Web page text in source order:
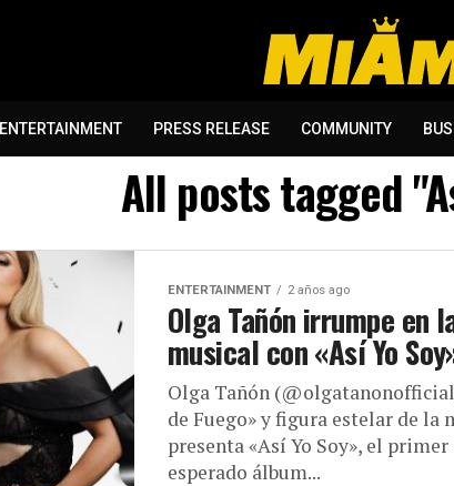
ENTERTAINMENT PRESS RELEASE COMMUNITY
All posts tagged
ENTERTAINMENT 2 años ago
Olga Tañón irrumpe en
musical con «Así Yo
Olga Tañón
de Fuego» y figura estelar de la
presenta «Así Yo Soy», el
esperado álbum...